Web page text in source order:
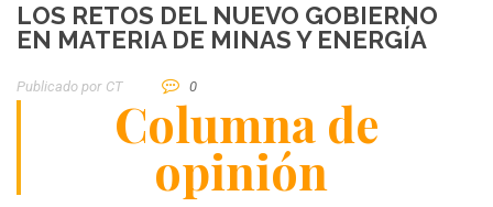
LOS RETOS DEL NUEVO GOBIERNO
EN MATERIA DE MINAS Y ENERGÍA
Publicado por CT 0
Columna de
opinión